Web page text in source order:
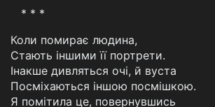
* * *
Коли помирає людина,
Стають іншими її портрети.
Інакше дивляться очі, й вуста
Посміхаються іншою посмішкою.
Я помітила це, повернувшись